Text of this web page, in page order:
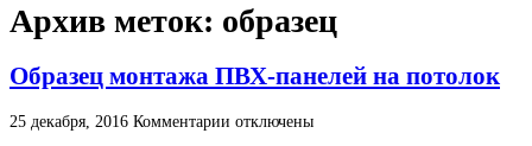
Архив меток: образец
Образец монтажа ПВХ-панелей на потолок
25 декабря, 2016 Комментарии котключены